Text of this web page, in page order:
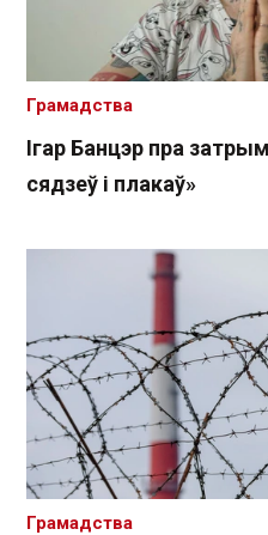
Ігар Банцэр пра
сядзеў і плакаў»
Грамадства
Грамадства